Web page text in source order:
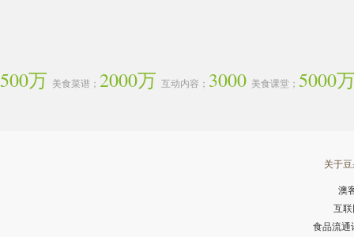
500万 美食菜谱； 2000万 互动内容； 3000 美食课堂； 5000
关于
澳
互
食品流